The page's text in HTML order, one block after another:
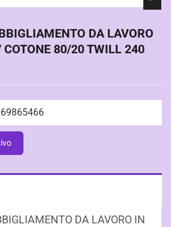
DA LAVORO
COTONE 80/20 TWILL 240
DA LAVORO IN